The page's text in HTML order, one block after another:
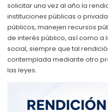
GESTIÓN
Plan de desarrollo
Plan Anual
Plan Operativo
PRESUPUESTO:
solicitar una vez al año la
instituciones públicas o
públicos, manejen recursos
de interés público, así como a
social, siempre que tal
contemplada mediante otro
las leyes.